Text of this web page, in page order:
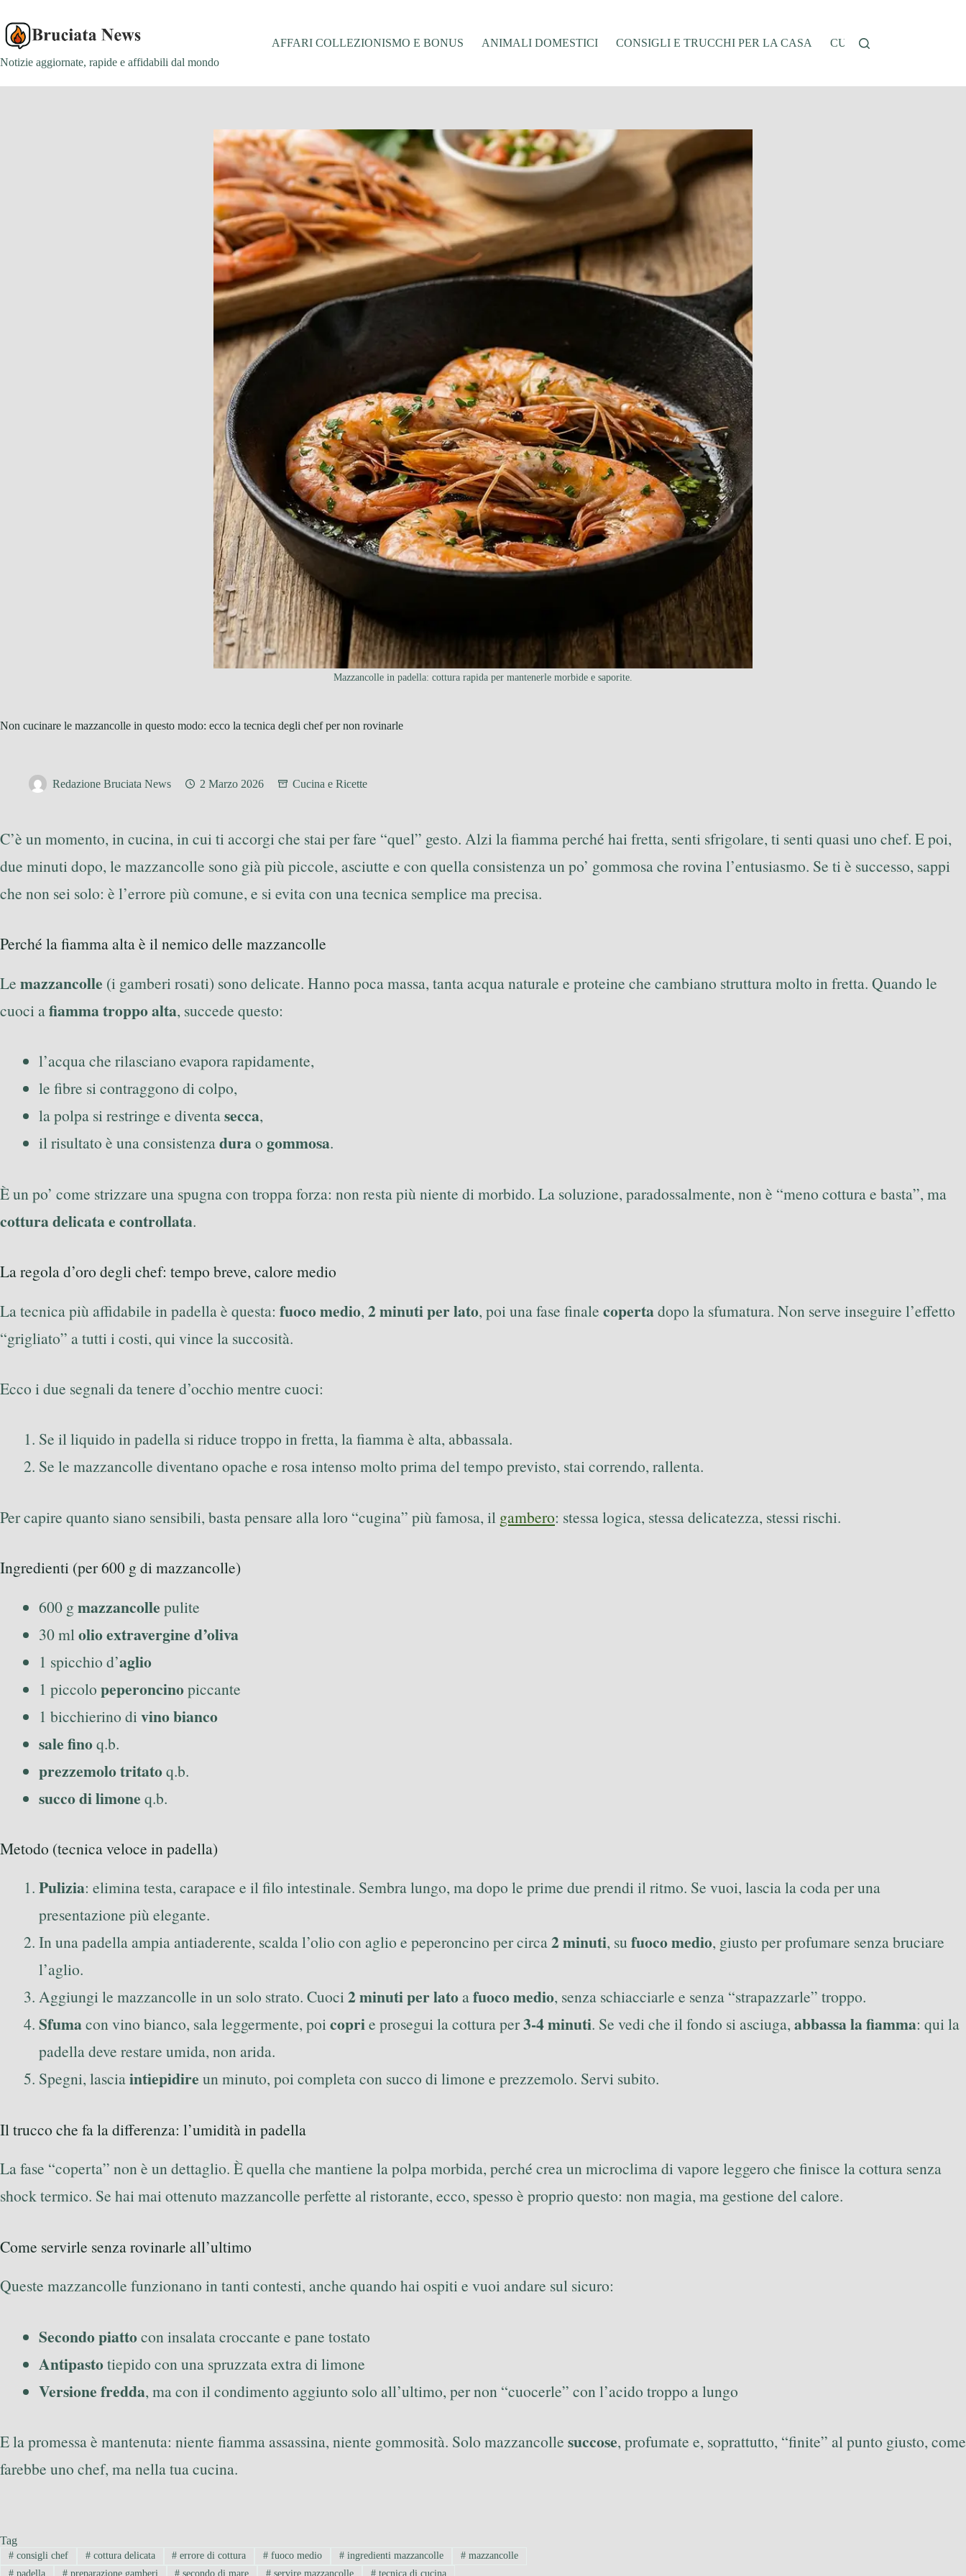
contenuto
Notizie aggiornate, rapide e affidabili dal mondo
AFFARI COLLEZIONISMO E BONUS ANIMALI DOMESTICI CONSIGLI E TRUCCHI PER LA CASA CUCINA E RICETTE
Mazzancolle in padella: cottura rapida per mantenerle morbide e saporite.
Non cucinare le mazzancolle in questo modo: ecco la tecnica degli chef per non rovinarle
Redazione Bruciata News 2 Marzo 2026 Cucina e Ricette
C’è un momento, in cucina, in cui ti accorgi che stai per fare “quel” gesto. Alzi la fiamma perché hai fretta, senti sfrigolare, ti senti quasi uno chef. E poi,
due minuti dopo, le mazzancolle sono già più piccole, asciutte e con quella consistenza un po’ gommosa che rovina l’entusiasmo. Se ti è successo, sappi
che non sei solo: è l’errore più comune, e si evita con una tecnica semplice ma precisa.
Perché la fiamma alta è il nemico delle mazzancolle
Le mazzancolle (i gamberi rosati) sono delicate. Hanno poca massa, tanta acqua naturale e proteine che cambiano struttura molto in fretta. Quando le
cuoci afiamma troppo alta, succede questo:
l’acqua che rilasciano evapora rapidamente,
le fibre si contraggono di colpo,
la polpa si restringe e diventasecca,
il risultato è una consistenzadurao gommosa.
È un po’ come strizzare una spugna con troppa forza: non resta più niente di morbido. La soluzione, paradossalmente, non è “meno cottura e basta”, ma
cottura delicata e controllata.
La regola d’oro degli chef: tempo breve, calore medio
La tecnica più affidabile in padella è questa: fuoco medio, 2 minuti per lato, poi una fase finale copertadopo la sfumatura. Non serve inseguire l’effetto
“grigliato” a tutti i costi, qui vince la succosità.
Ecco i due segnali da tenere d’occhio mentre cuoci:
Se il liquido in padella si riduce troppo in fretta, la fiamma è alta, abbassala.
Se le mazzancolle diventano opache e rosa intenso molto prima del tempo previsto, stai correndo, rallenta.
Per capire quanto siano sensibili, basta pensare alla loro “cugina” più famosa, il gambero: stessa logica, stessa delicatezza, stessi rischi.
Ingredienti (per 600 g di mazzancolle)
600 g mazzancolle pulite
30 ml olio extravergine d’oliva
1 spicchio d’aglio
1 piccolo peperoncinopiccante
1 bicchierino di vino bianco
sale finoq.b.
prezzemolo tritatoq.b.
succo di limone q.b.
Metodo (tecnica veloce in padella)
Pulizia: elimina testa, carapace e il filo intestinale. Sembra lungo, ma dopo le prime due prendi il ritmo. Se vuoi, lascia la coda per una
presentazione più elegante.
In una padella ampia antiaderente, scalda l’olio con aglio e peperoncino per circa2 minuti, su fuoco medio, giusto per profumare senza bruciare
l’aglio.
Aggiungi le mazzancolle in un solo strato. Cuoci2 minuti per latoafuoco medio, senza schiacciarle e senza “strapazzarle” troppo.
Sfumacon vino bianco, sala leggermente, poicoprie prosegui la cottura per3-4 minuti. Se vedi che il fondo si asciuga, abbassa la fiamma: qui la
padella deve restare umida, non arida.
Spegni, lasciaintiepidire un minuto, poi completa con succo di limone e prezzemolo. Servi subito.
Il trucco che fa la differenza: l’umidità in padella
La fase “coperta” non è un dettaglio. È quella che mantiene la polpa morbida, perché crea un microclima di vapore leggero che finisce la cottura senza
shock termico. Se hai mai ottenuto mazzancolle perfette al ristorante, ecco, spesso è proprio questo: non magia, ma gestione del calore.
Come servirle senza rovinarle all’ultimo
Queste mazzancolle funzionano in tanti contesti, anche quando hai ospiti e vuoi andare sul sicuro:
Secondo piattocon insalata croccante e pane tostato
Antipastotiepido con una spruzzata extra di limone
Versione fredda, ma con il condimento aggiunto solo all’ultimo, per non “cuocerle” con l’acido troppo a lungo
E la promessa è mantenuta: niente fiamma assassina, niente gommosità. Solo mazzancolle succose, profumate e, soprattutto, “finite” al punto giusto, come
farebbe uno chef, ma nella tua cucina.
Tag
#consigli chef #cottura delicata # errore di cottura # fuoco medio # ingredienti mazzancolle #mazzancolle
#padella #preparazione gamberi # secondo di mare # servire mazzancolle # tecnica di cucina